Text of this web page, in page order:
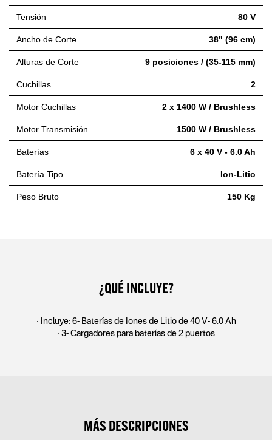
Tensión 80 V
Ancho de Corte 38" (96 cm)
Alturas de Corte 9 posiciones / (35-115 mm)
Cuchillas 2
Motor Cuchillas 2 x 1400 W / Brushless
Motor Transmisión 1500 W / Brushless
Baterías 6 x 40 V - 6.0 Ah
Batería Tipo Ion-Litio
Peso Bruto 150 Kg
¿QUÉ INCLUYE?
• Incluye: 6- Baterías de Iones de Litio de 40 V- 6.0 Ah
• 3- Cargadores para baterías de 2 puertos
MÁS DESCRIPCIONES